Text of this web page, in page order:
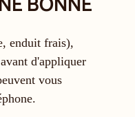
enduit frais),
d'appliquer
vous